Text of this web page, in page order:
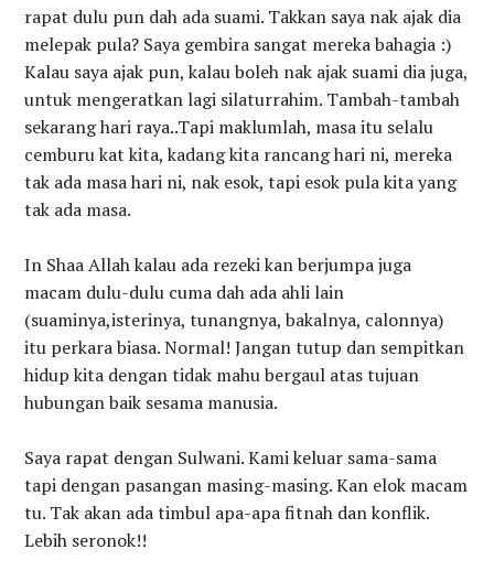
rapat dulu pun dah ada suami. Takkan saya nak ajak dia
melepak pula? Saya gembira sangat mereka bahagia :)
Kalau saya ajak pun, kalau boleh nak ajak suami dia juga,
untuk mengeratkan lagi silaturrahim. Tambah-tambah
sekarang hari raya..Tapi maklumlah, masa itu selalu
cemburu kat kita, kadang kita rancang hari ni, mereka
tak ada masa hari ni, nak esok, tapi esok pula kita yang
tak ada masa.
In Shaa Allah kalau ada rezeki kan berjumpa juga
macam dulu-dulu cuma dah ada ahli lain
(suaminya,isterinya, tunangnya, bakalnya, calonnya)
itu perkara biasa. Normal! Jangan tutup dan sempitkan
hidup kita dengan tidak mahu bergaul atas tujuan
hubungan baik sesama manusia.
Saya rapat dengan Sulwani. Kami keluar sama-sama
tapi dengan pasangan masing-masing. Kan elok macam
tu. Tak akan ada timbul apa-apa fitnah dan konflik.
Lebih seronok!!